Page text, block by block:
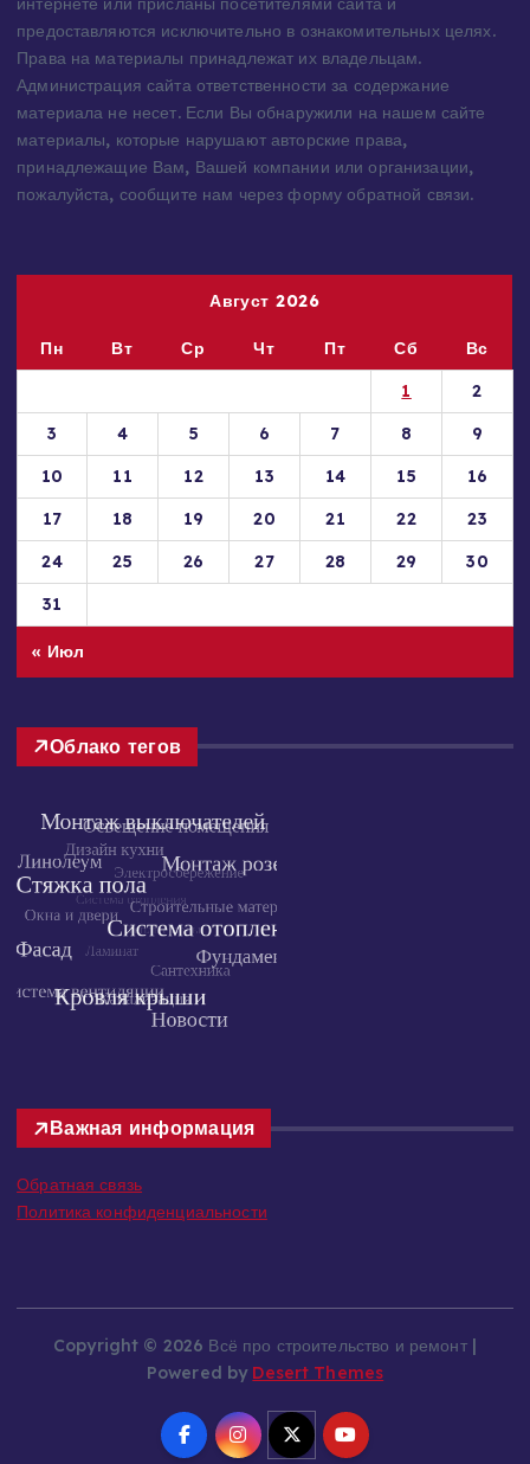
интернете или присланы посетителями сайта и
предоставляются исключительно в ознакомительных целях.
Права на материалы принадлежат их владельцам.
Администрация сайта ответственности за содержание
материала не несет. Если Вы обнаружили на нашем сайте
материалы, которые нарушают авторские права,
принадлежащие Вам, Вашей компании или организации,
пожалуйста, сообщите нам через форму обратной связи.
Август 2026
Пн Вт Ср Чт Пт Сб
Вс
1
2
3
4 5 6 7 8
9
10
11 12 13 14 15
16
17
18 19 20 21 22
23
24
25 26 27 28 29
30
31
« Июл
Облако тегов
Важная информация
Обратная связь
Политика конфиденциальности
Copyright © 2026 Всё про строительство и ремонт |
Powered byDesert Themes